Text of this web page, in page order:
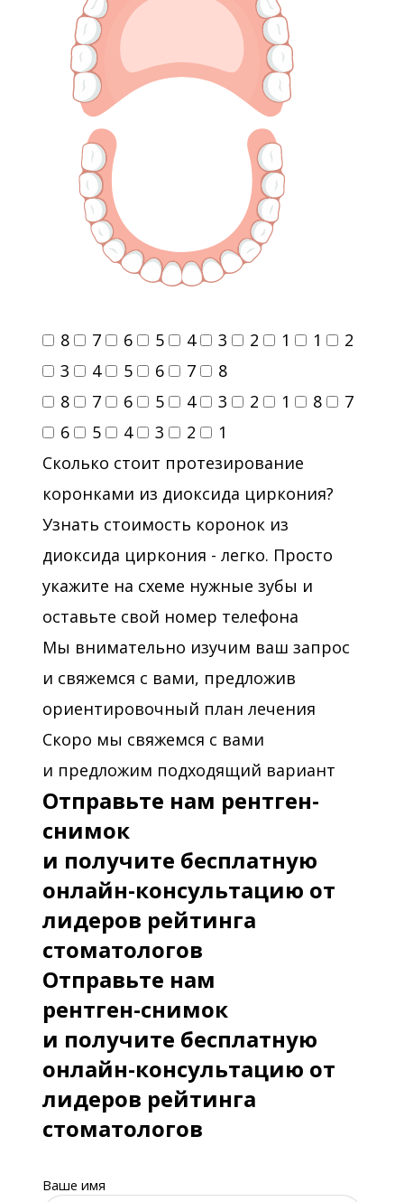
8 7 6 5 4 3 2 1 1
2
3
4 5 6 7
8
8
7 6 5 4 3 2 1 8
7
6
5 4 3 2
1
Сколько стоит протезирование
коронками из диоксида циркония?
Узнать стоимость коронок из
диоксида циркония - легко. Просто
укажите на схеме нужные зубы и
оставьте свой номер телефона
Мы внимательно изучим ваш запрос
и свяжемся с вами, предложив
ориентировочный план лечения
Скоро мы свяжемся с вами
и предложим подходящий вариант
Отправьте нам рентген-
снимок
и получите бесплатную
онлайн-консультацию от
лидеров рейтинга
стоматологов
Отправьте нам
рентген-снимок
и получите бесплатную
онлайн-консультацию от
лидеров рейтинга
стоматологов
Ваше имя